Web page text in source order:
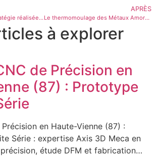
Stratégie prévue ou stratégie réalisée ? Quand le grand chef raconte des conn…ie et qu’il y croit ! « What is strategy ? »
APRÈS
Le thermomoulage des Métaux Amorphes est la prochaine révolution après la fabrication additive. L’usinage : c’est la fin ! 👇
à explorer
de Précision en
(87) : Prototype
en Haute-Vienne (87) :
Série : expertise Axis 3D Meca en
étude DFM et fabrication…